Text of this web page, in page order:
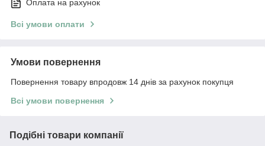
Оплата на рахунок
Всі умови оплати
Умови повернення
Повернення товару впродовж 14 днів за рахунок покупця
Всі умови повернення
Подібні товари компанії